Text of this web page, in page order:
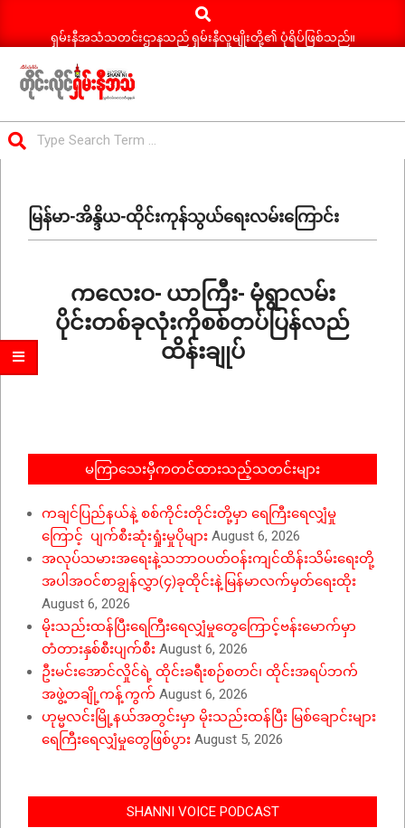
Search
ရှမ်းနီအသံသတင်းဌာနသည် ရှမ်းနီလူမျိုးတို့၏ ပုံရိပ်ဖြစ်သည်။
ရှမ်း
နီ
သတင်း
Menuမြန်မာ-အိန္ဒိယ-ထိုင်းကုန်သွယ်ရေးလမ်းကြောင်း
ကလေးဝ- ယာကြီး- မုံရွာလမ်း
ပိုင်းတစ်ခုလုံးကိုစစ်တပ်ပြန်လည်
ထိန်းချုပ်
မကြာသေးမှီကတင်ထားသည့်သတင်းများ
ကချင်ပြည်နယ်နဲ့ စစ်ကိုင်းတိုင်းတို့မှာ ရေကြီးရေလျှံမှု
ကြောင့် ပျက်စီးဆုံးရှုံးမှုပိုများ August 6, 2026
အလုပ်သမားအရေးနဲ့သဘာဝပတ်ဝန်းကျင်ထိန်းသိမ်းရေးတို့
အပါအဝင်စာချွန်လွှာ(၄)ခုထိုင်းနဲ့မြန်မာလက်မှတ်ရေးထိုး
August 6, 2026
မိုးသည်းထန်ပြီးရေကြီးရေလျှံမှုတွေကြောင့်ဗန်းမောက်မှာ
တံတားနှစ်စီးပျက်စီး August 6, 2026
ဦးမင်းအောင်လှိုင်ရဲ့ ထိုင်းခရီးစဉ်စတင်၊ ထိုင်းအရပ်ဘက်
အဖွဲ့တချို့ကန့်ကွက် August 6, 2026
ဟုမ္မလင်းမြို့နယ်အတွင်းမှာ မိုးသည်းထန်ပြီး မြစ်ချောင်းများ
ရေကြီးရေလျှံမှုတွေဖြစ်ပွား August 5, 2026
SHANNI VOICE PODCAST